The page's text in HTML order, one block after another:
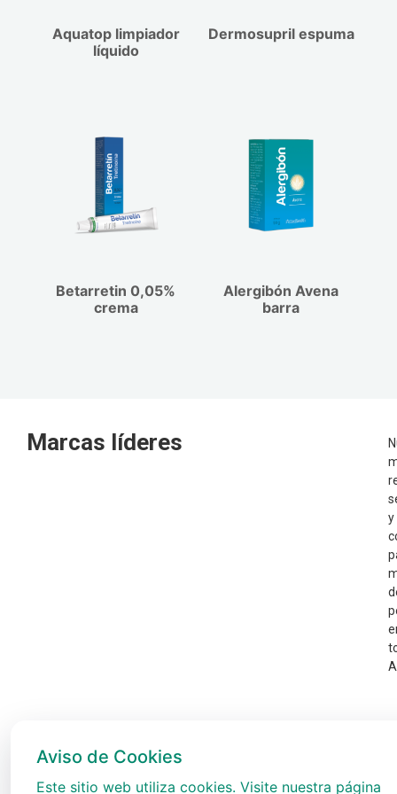
Aquatop limpiador
líquido
Dermosupril espuma
Betarretin 0,05%
crema
Alergibón Avena
barra
Marcas líderes
y
Aviso de Cookies
Este sitio web utiliza cookies. Visite nuestra página